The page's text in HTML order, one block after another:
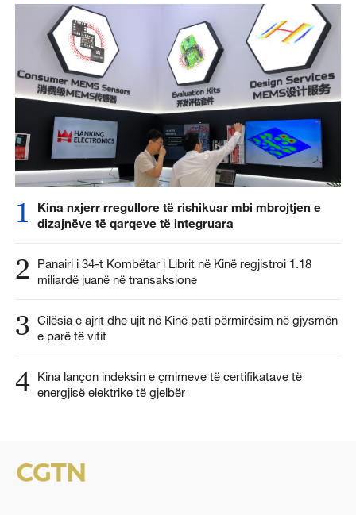
1
Kina nxjerr rregullore të rishikuar mbi mbrojtjen e
dizajnëve të qarqeve të integruara
2
Panairi i 34-t Kombëtar i Librit në Kinë regjistroi 1.18
miliardë juanë në transaksione
3 Cilësia e ajrit dhe ujit në Kinë pati përmirësim në gjysmën
e parë të vitit
4 Kina lançon indeksin e çmimeve të certifikatave të
energjisë elektrike të gjelbër